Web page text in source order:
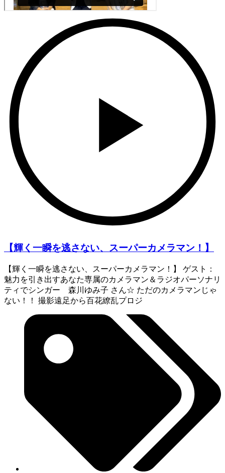
【輝く一瞬を逃さない、スーパーカメラマン！】
【輝く一瞬を逃さない、スーパーカメラマン！】 ゲスト：
魅力を引き出すあなた専属のカメラマン＆ラジオパーソナリ
ティでシンガー 森川ゆみ子 さん☆ ただのカメラマンじゃ
ない！！ 撮影遠足から百花繚乱プロジ